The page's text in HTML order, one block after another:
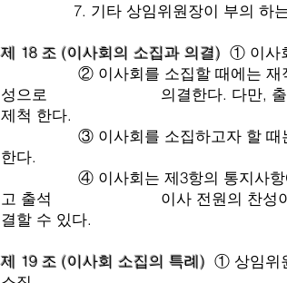
7. 기타 상임위원장이 부의 하는
제 18 조 (이사회의 소집과 의결) ① 이사
② 이사회를 소집할 때에는 재적이
성으로 의결한다. 다만, 출석 이사
제척 한다.
③ 이사회를 소집하고자 할 때는 회
한다.
④ 이사회는 제3항의 통지사항에 한
고 출석 이사 전원의 찬성이 있을
결할 수 있다.
제 19 조 (이사회 소집의 특례) ① 상임위